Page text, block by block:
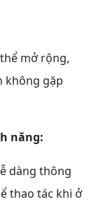
mở rộng,
không gặp
năng:
dàng thông
thao tác khi ở